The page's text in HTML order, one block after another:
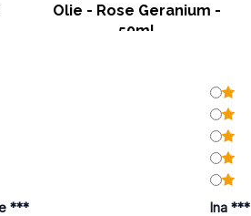
Olie - Rose Geranium -
50ml
*** Ina ***